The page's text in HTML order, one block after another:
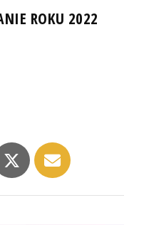
ROKU 2022